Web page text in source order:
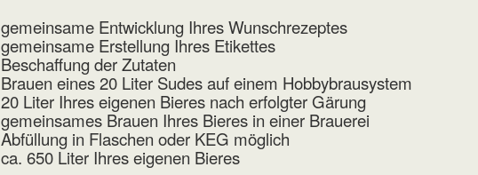
gemeinsame Entwicklung Ihres Wunschrezeptes
gemeinsame Erstellung Ihres Etikettes
Beschaffung der Zutaten
Brauen eines 20 Liter Sudes auf einem Hobbybrausystem
20 Liter Ihres eigenen Bieres nach erfolgter Gärung
gemeinsames Brauen Ihres Bieres in einer Brauerei
Abfüllung in Flaschen oder KEG möglich
ca. 650 Liter Ihres eigenen Bieres